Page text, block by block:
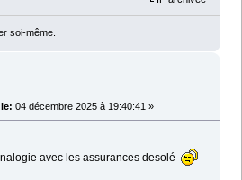
soi-même.
04 décembre 2025 à 19:40:41 »
avec les assurances desolé